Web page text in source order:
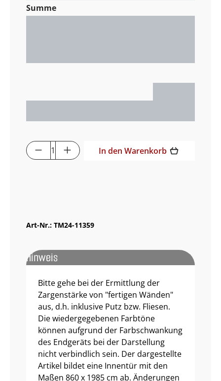
Summe
Produkt Anzahl: Gib den
In den Warenkorb
Art-Nr.: TM24-11359
Hinweis
Bitte gehe bei der Ermittlung der
Zargenstärke von "fertigen Wänden"
aus, d.h. inklusive Putz bzw. Fliesen.
Die wiedergegebenen Farbtöne
können aufgrund der Farbschwankung
des Endgeräts bei der Darstellung
nicht verbindlich sein. Der dargestellte
Artikel bildet eine Innentür mit den
Maßen 860 x 1985 cm ab. Änderungen